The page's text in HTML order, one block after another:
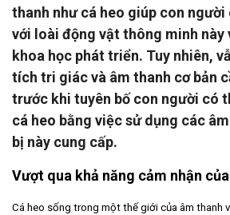
thanh như cá heo giúp con
với loài động vật thông minh này
khoa học phát triển. Tuy nhiên,
tích tri giác và âm thanh cơ bản
trước khi tuyên bố con người có
cá heo bằng việc sử dụng các
bị này cung cấp.
Vượt qua khả năng cảm nhận
Cá heo sống trong một thế giới của âm thanh